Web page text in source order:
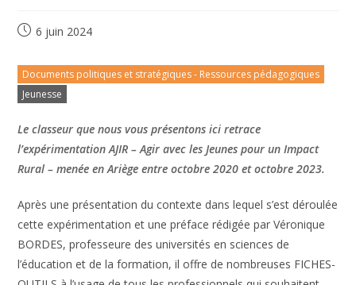
6 juin 2024
Documents politiques et stratégiques - Ressources pédagogiques
Jeunesse
Le classeur que nous vous présentons ici retrace
l’expérimentation AJIR – Agir avec les Jeunes pour un Impact
Rural – menée en Ariège entre octobre 2020 et octobre 2023.
Après une présentation du contexte dans lequel s’est déroulée
cette expérimentation et une préface rédigée par Véronique
BORDES, professeure des universités en sciences de
l’éducation et de la formation, il offre de nombreuses FICHES-